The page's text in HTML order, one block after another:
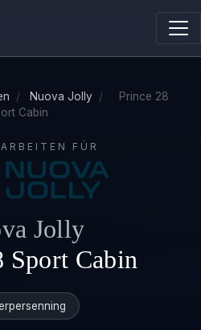
/ Nuova Jolly /
Prince 28
Cabin
FÜR
Jolly
Sport Cabin